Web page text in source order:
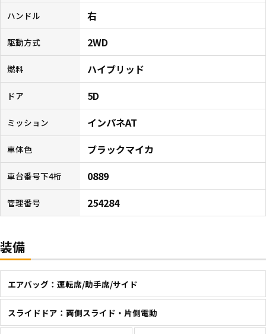
ハンドル 右
駆動方式 2WD
燃料 ハイブリッド
ドア 5D
ミッション インパネAT
車体色 ブラックマイカ
車台番号下4桁 0889
管理番号 254284
装備
エアバッグ：運転席/助手席/サイド
スライドドア：両側スライド・片側電動